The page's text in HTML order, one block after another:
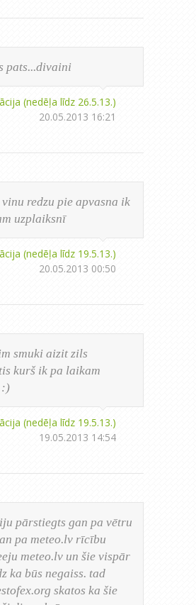
pats...divaini
(nedēļa līdz 26.5.13.)
20.05.2013 16:21
vinu redzu pie apvasna ik
uzplaiksnī
(nedēļa līdz 19.5.13.)
20.05.2013 00:50
smuki aizit zils
kurš ik pa laikam
:)
(nedēļa līdz 19.5.13.)
19.05.2013 14:54
pārstiegts gan pa vētru
pa meteo.lv rīcību
meteo.lv un šie vispār
ka būs negaiss. tad
skatos ka šie